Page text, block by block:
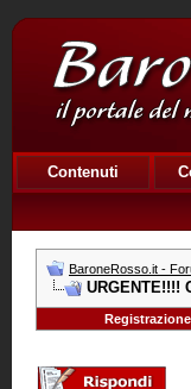
Contenuti
BaroneRosso.it -
URGENTE!!!!
Registrazione